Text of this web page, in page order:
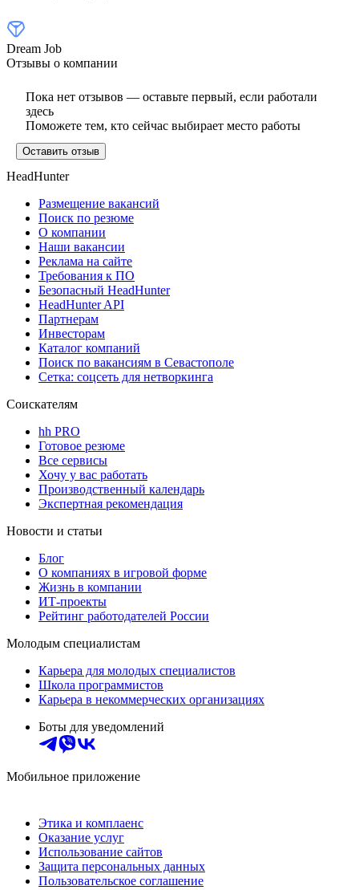
Dream Job
Отзывы о компании
Пока нет отзывов — оставьте первый, если работали
здесь
Поможете тем, кто сейчас выбирает место работы
Оставить отзыв
HeadHunter
Размещение вакансий
Поиск по резюме
О компании
Наши вакансии
Реклама на сайте
Требования к ПО
Безопасный HeadHunter
HeadHunter API
Партнерам
Инвесторам
Каталог компаний
Поиск по вакансиям в Севастополе
Сетка: соцсеть для нетворкинга
Соискателям
hh PRO
Готовое резюме
Все сервисы
Хочу у вас работать
Производственный календарь
Экспертная рекомендация
Новости и статьи
Блог
О компаниях в игровой форме
Жизнь в компании
ИТ-проекты
Рейтинг работодателей России
Молодым специалистам
Карьера для молодых специалистов
Школа программистов
Карьера в некоммерческих организациях
Боты для уведомлений
Мобильное приложение
Этика и комплаенс
Оказание услуг
Использование сайтов
Защита персональных данных
Пользовательское соглашение